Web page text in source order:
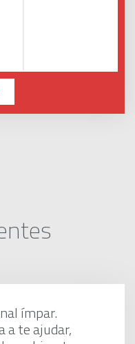
ímpar.
a te ajudar,